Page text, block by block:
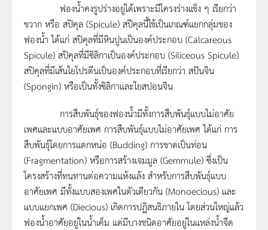
ฟองน้ำคงรูปร่างอยู่ได้เพราะมีโครงร่างแข็ง ๆ เรียกว่า
ขวาก หรือ สปิคุล (Spicule) สปีคุลนี้ใช้เป็นเกณฑ์แยกกลุ่มของ
ฟองน้ำ ได้แก่ สปิคุลที่มีหินปูนเป็นองค์ประกอบ (Calcareous
Spicule) สปิคุลที่มีซิลิกาเป็นองค์ประกอบ (Siliceous Spicule)
สปิคุลที่มีเส้นใยโปรตีนเป็นองค์ประกอบที่เรียกว่า สปันจิน
(Spongin) หรือเป็นทั้งซิลิกาและใยสปอนจิน
การสืบพันธุ์ของฟองน้ำมีทั้งการสืบพันธุ์แบบไม่อาศัย
เพศและแบบอาศัยเพศ การสืบพันธุ์แบบไม่อาศัยเพศ ได้แก่ การ
สืบพันธุ์โดยการแตกหน่อ (Budding) การขาดเป็นท่อน
(Fragmentation) หรือการสร้างเจมมูล (Gemmule) ซึ่งเป็น
โครงสร้างที่ทนทานต่อความแห้งแล้ง สำหรับการสืบพันธุ์แบบ
อาศัยเพศ มีทั้งแบบสองเพศในตัวเดียวกัน (Monoecious) และ
แบบแยกเพศ (Diecious) เกิดการปฏิสนธิภายใน โดยส่วนใหญ่แล้ว
ฟองน้ำอาศัยอยู่ในน้ำเค็ม แต่มีบางชนิดอาศัยอยู่ในแหล่งน้ำจืด